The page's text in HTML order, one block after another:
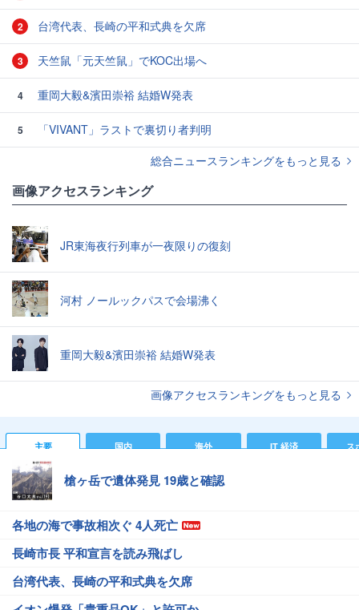
2 台湾代表、長崎の平和式典を欠席
3 天竺鼠「元天竺鼠」でKOC出場へ
4 重岡大毅&濱田崇裕 結婚W発表
5
「VIVANT」ラストで裏切り者判明
総合ニュースランキングをもっと見る
画像アクセスランキング
JR東海夜行列車が一夜限りの復刻
河村 ノールックパスで会場沸く
重岡大毅&濱田崇裕 結婚W発表
画像アクセスランキングをもっと見る
主要 国内 海外 IT 経済 ス
槍ヶ岳で遺体発見 19歳と確認
各地の海で事故相次ぐ 4人死亡
長崎市長 平和宣言を読み飛ばし
台湾代表、長崎の平和式典を欠席